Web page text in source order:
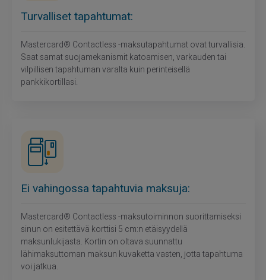
Turvalliset tapahtumat:
Mastercard® Contactless -maksutapahtumat ovat turvallisia.
Saat samat suojamekanismit katoamisen, varkauden tai
vilpillisen tapahtuman varalta kuin perinteisellä
pankkikortillasi.
Ei vahingossa tapahtuvia maksuja:
Mastercard® Contactless -maksutoiminnon suorittamiseksi
sinun on esitettävä korttisi 5 cm:n etäisyydellä
maksunlukijasta. Kortin on oltava suunnattu
lähimaksuttoman maksun kuvaketta vasten, jotta tapahtuma
voi jatkua.